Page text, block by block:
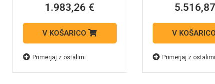
1.983,26 €
V KOŠARICO
Primerjaj z ostalimi
V
Primerjaj z ostalimi